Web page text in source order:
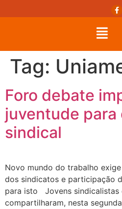
Tag:
Foro debate
juventude para
sindical
Novo mundo do trabalho
dos sindicatos e participação
para isto Jovens sindicalistas
compartilharam, nesta